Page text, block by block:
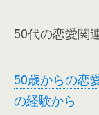
50代の恋愛関
50歳からの恋
の経験から